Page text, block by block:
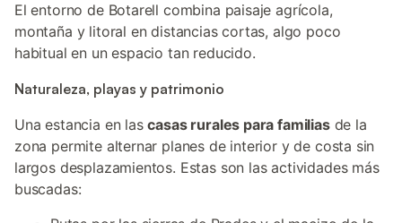
El entorno de Botarell combina paisaje agrícola,
montaña y litoral en distancias cortas, algo poco
habitual en un espacio tan reducido.
Naturaleza, playas y patrimonio
Una estancia en lascasas rurales para familiasde la
zona permite alternar planes de interior y de costa sin
largos desplazamientos. Estas son las actividades más
buscadas: